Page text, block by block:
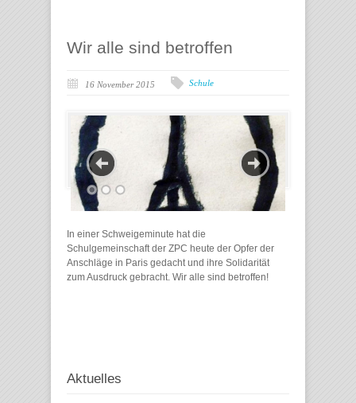
Wir alle sind betroffen
16 November 2015 Schule
In einer Schweigeminute hat die
Schulgemeinschaft der ZPC heute der Opfer der
Anschläge in Paris gedacht und ihre Solidarität
zum Ausdruck gebracht. Wir alle sind betroffen!
Aktuelles